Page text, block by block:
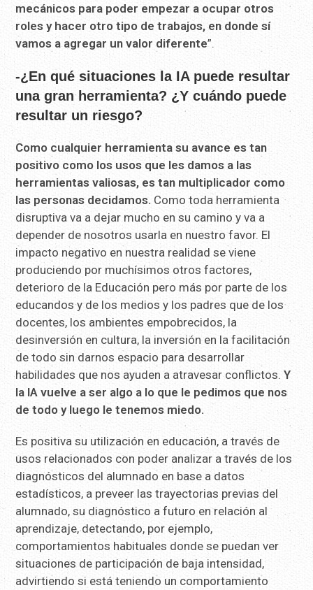
mecánicos para poder empezar a ocupar otros
roles y hacer otro tipo de trabajos, en donde sí
vamos a agregar un valor diferente”.
-¿En qué situaciones la IA puede resultar
una gran herramienta? ¿Y cuándo puede
resultar un riesgo?
Como cualquier herramienta su avance es tan
positivo como los usos que les damos a las
herramientas valiosas, es tan multiplicador como
las personas decidamos. Como toda herramienta
disruptiva va a dejar mucho en su camino y va a
depender de nosotros usarla en nuestro favor. El
impacto negativo en nuestra realidad se viene
produciendo por muchísimos otros factores,
deterioro de la Educación pero más por parte de los
educandos y de los medios y los padres que de los
docentes, los ambientes empobrecidos, la
desinversión en cultura, la inversión en la facilitación
de todo sin darnos espacio para desarrollar
habilidades que nos ayuden a atravesar conflictos.Y
la IA vuelve a ser algo a lo que le pedimos que nos
de todo y luego le tenemos miedo.
Es positiva su utilización en educación, a través de
usos relacionados con poder analizar a través de los
diagnósticos del alumnado en base a datos
estadísticos, a preveer las trayectorias previas del
alumnado, su diagnóstico a futuro en relación al
aprendizaje, detectando, por ejemplo,
comportamientos habituales donde se puedan ver
situaciones de participación de baja intensidad,
advirtiendo si está teniendo un comportamiento